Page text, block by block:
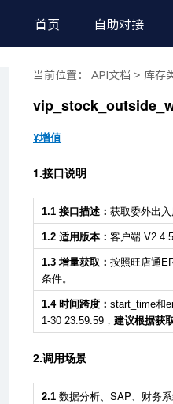
首页 自助对接
当前位置： API文档 > 库存
¥增值
1.接口说明
1.1 接口描述： 获取委外出
1.2 适用版本： 客户端
1.3 增量获取： 按照旺店通
条件。
1.4 时间跨度： start_time和
1-30 23:59:59， 建议根据获
2.调用场景
2.1 数据分析、SAP、财务